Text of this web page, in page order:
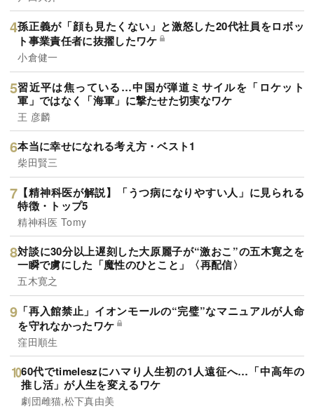
孫正義が「顔も見たくない」と激怒した20代社員をロボッ
ト事業責任者に抜擢したワケ
小倉健一
習近平は焦っている…中国が弾道ミサイルを「ロケット
軍」ではなく「海軍」に撃たせた切実なワケ
王 彦麟
本当に幸せになれる考え方・ベスト1
柴田賢三
【精神科医が解説】「うつ病になりやすい人」に見られる
特徴・トップ5
精神科医 Tomy
対談に30分以上遅刻した大原麗子が“激おこ”の五木寛之を
一瞬で虜にした「魔性のひとこと」〈再配信〉
五木寛之
「再入館禁止」イオンモールの“完璧”なマニュアルが人命
を守れなかったワケ
窪田順生
60代でtimeleszにハマり人生初の1人遠征へ…「中高年の
推し活」が人生を変えるワケ
劇団雌猫,松下真由美